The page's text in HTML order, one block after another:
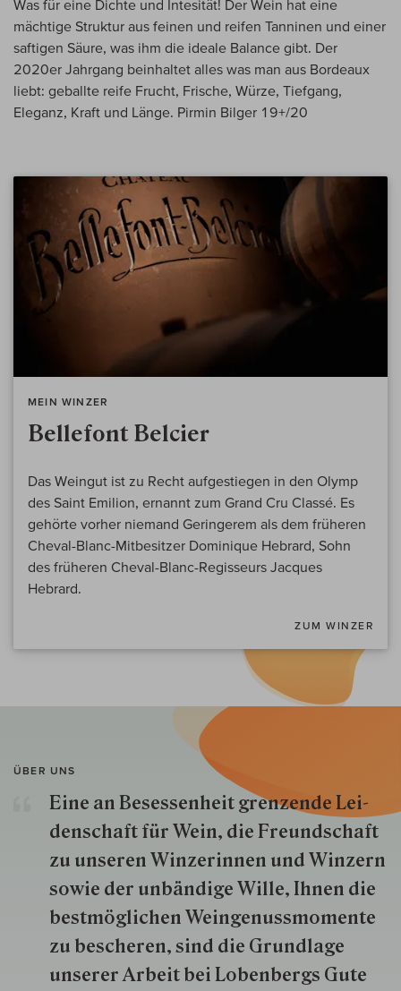
Was für eine Dichte und Intesität! Der Wein hat eine
mächtige Struktur aus feinen und reifen Tanninen und einer
saftigen Säure, was ihm die ideale Balance gibt. Der
2020er Jahrgang beinhaltet alles was man aus Bordeaux
liebt: geballte reife Frucht, Frische, Würze, Tiefgang,
Eleganz, Kraft und Länge. Pirmin Bilger 19+/20
MEIN WINZER
Bellefont Belcier
Das Weingut ist zu Recht aufgestiegen in den Olymp
des Saint Emilion, ernannt zum Grand Cru Classé. Es
gehörte vorher niemand Geringerem als dem früheren
Cheval-Blanc-Mitbesitzer Dominique Hebrard, Sohn
des früheren Cheval-Blanc-Regisseurs Jacques
Hebrard.
ZUM WINZER
ÜBER UNS
Eine an Besessenheit gren­zende Lei­
den­schaft für Wein, die Freund­schaft
zu unseren Win­zer­innen und Win­zern
so­wie der un­bän­dige Wille, Ihnen die
best­mög­lich­en Wein­genuss­momente
zu besche­ren, sind die Grund­lage
unserer Arbeit bei Lobenbergs Gute